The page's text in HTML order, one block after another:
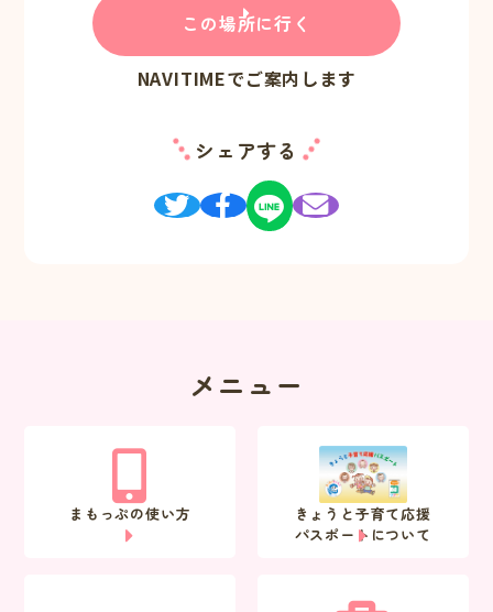
この場所に行く
NAVITIMEでご案内します
シェアする
メニュー
まもっぷの使い方
きょうと子育て応援
パスポートについて